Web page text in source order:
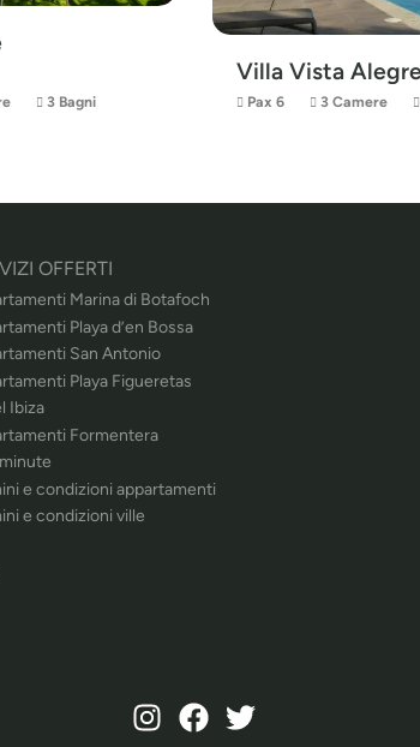
3 Bagni
Villa Vista
Pax 6 3 Camere
OFFERTI
Marina di Botafoch
Playa d’en Bossa
San Antonio
Playa Figueretas
Ibiza
Formentera
e condizioni appartamenti
e condizioni ville